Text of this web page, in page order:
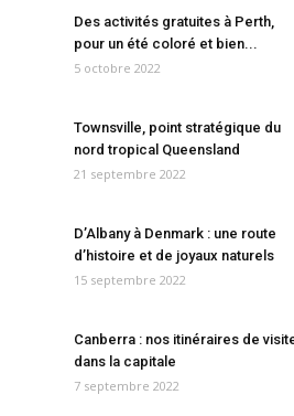
Des activités gratuites à Perth,
pour un été coloré et bien...
5 octobre 2022
Townsville, point stratégique du
nord tropical Queensland
21 septembre 2022
D’Albany à Denmark : une route
d’histoire et de joyaux naturels
15 septembre 2022
Canberra : nos itinéraires de
dans la capitale
7 septembre 2022